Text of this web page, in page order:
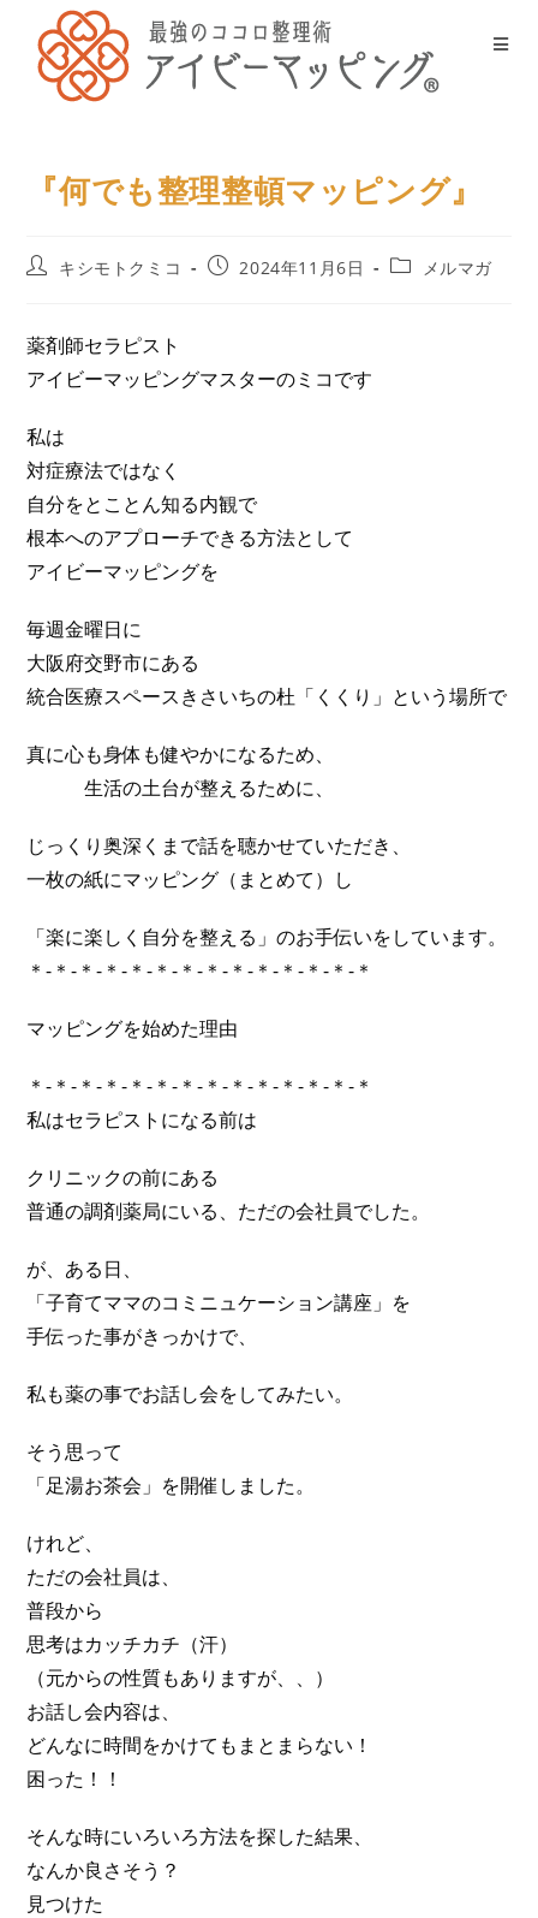
『何でも整理整頓マッピング』
キシモトクミコ 2024年11月6日 メルマガ
薬剤師セラピスト
アイビーマッピングマスターのミコです
私は
対症療法ではなく
自分をとことん知る内観で
根本へのアプローチできる方法として
アイビーマッピングを
毎週金曜日に
大阪府交野市にある
統合医療スペースきさいちの杜「くくり」という場所で
真に心も身体も健やかになるため、
生活の土台が整えるために、
じっくり奥深くまで話を聴かせていただき、
一枚の紙にマッピング（まとめて）し
「楽に楽しく自分を整える」のお手伝いをしています。
＊-＊-＊-＊-＊-＊-＊-＊-＊-＊-＊-＊-＊-＊
マッピングを始めた理由
＊-＊-＊-＊-＊-＊-＊-＊-＊-＊-＊-＊-＊-＊
私はセラピストになる前は
クリニックの前にある
普通の調剤薬局にいる、ただの会社員でした。
が、ある日、
「子育てママのコミニュケーション講座」を
手伝った事がきっかけで、
私も薬の事でお話し会をしてみたい。
そう思って
「足湯お茶会」を開催しました。
けれど、
ただの会社員は、
普段から
思考はカッチカチ（汗）
（元からの性質もありますが、、）
お話し会内容は、
どんなに時間をかけてもまとまらない！
困った！！
そんな時にいろいろ方法を探した結果、
なんか良さそう？
見つけた